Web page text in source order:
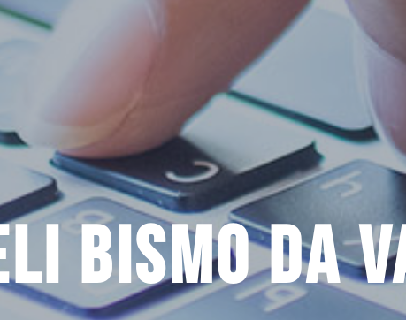
bismo da